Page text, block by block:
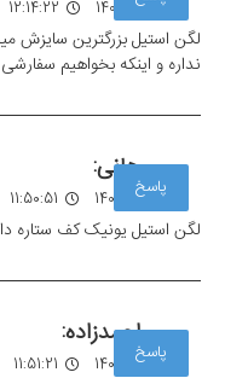
28 مهر 1403 12:14:22
نداره و اینکه بخواهیم
هانی:
06 آبان 1403 11:50:51 پاسخ
لگن استیل یونیک کف ستاره
احمدزاده:
06 آبان 1403 11:51:21 پاسخ